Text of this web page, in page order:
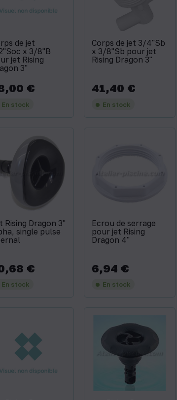
de jet
x 3/8''B
jet Rising
3''
€
En stock
Corps de jet 3/4''Sb
x 3/8''Sb pour jet
Rising Dragon 3''
Prix
41,40 €
En stock
Rising Dragon 3''
single pulse
€
En stock
Ecrou de serrage
pour jet Rising
Dragon 4''
Prix
6,94 €
En stock